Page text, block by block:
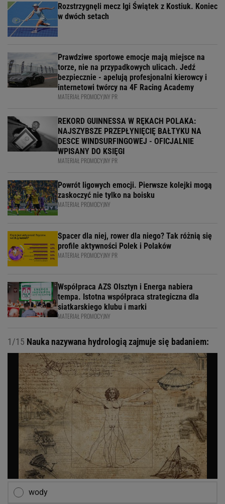
Rozstrzygnęli mecz Igi Świątek z Kostiuk. Koniec
w dwóch setach
Prawdziwe sportowe emocje mają miejsce na
torze, nie na przypadkowych ulicach. Jedź
bezpiecznie - apelują profesjonalni kierowcy i
internetowi twórcy na 4F Racing Academy
MATERIAŁ PROMOCYJNY PR
REKORD GUINNESSA W RĘKACH POLAKA:
NAJSZYBSZE PRZEPŁYNIĘCIĘ BAŁTYKU NA
DESCE WINDSURFINGOWEJ - OFICJALNIE
WPISANY DO KSIĘGI
MATERIAŁ PROMOCYJNY PR
Powrót ligowych emocji. Pierwsze kolejki mogą
zaskoczyć nie tylko na boisku
MATERIAŁ PROMOCYJNY
Spacer dla niej, rower dla niego? Tak różnią się
profile aktywności Polek i Polaków
MATERIAŁ PROMOCYJNY PR
Współpraca AZS Olsztyn i Energa nabiera
tempa. Istotna współpraca strategiczna dla
siatkarskiego klubu i marki
MATERIAŁ PROMOCYJNY
1/15 Nauka nazywana hydrologią zajmuje się badaniem:
wody